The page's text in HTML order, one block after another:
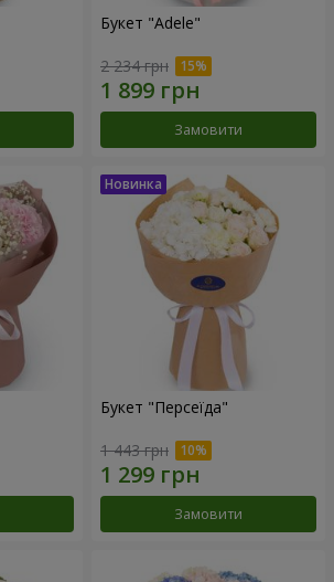
Букет "Adele"
2 234 грн
Замовити
Букет "Персеїда"
1 443 грн
Замовити